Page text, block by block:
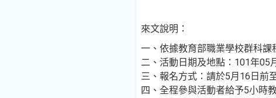
來文說明：
一、依據教育部職業學校群科課
二、活動日期及地點：101年05
三、報名方式：請於5月16日前
四、全程參與活動者給予5小時